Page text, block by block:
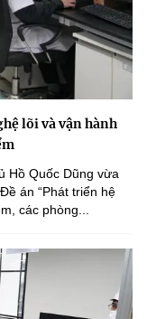
lõi và vận hành
Hồ Quốc Dũng vừa
án “Phát triển hệ
các phòng...